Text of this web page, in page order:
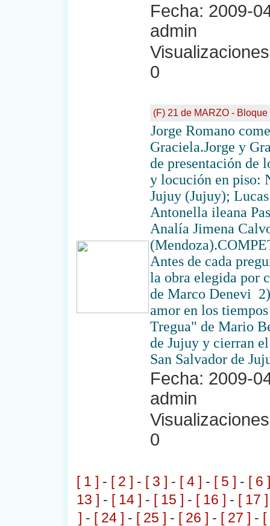
Fecha: 2009-
admin
0
(F) 21 de MARZO - Bloque
Jorge Romano
Graciela.Jorge y
de presentación de
y locución en piso:
Jujuy (Jujuy);
Antonella ileana
Analía Jimena
Antes de cada
la obra elegida por
de Marco Denevi
amor en los
Tregua" de Mario
de Jujuy y cierran
San Salvador de
Fecha: 2009-
admin
0
[ 1 ] - [ 2 ] - [ 3 ] - [ 4 ] - [ 5 ] - [ 6 ]
13 ] - [ 14 ] - [ 15 ] - [ 16 ] - [ 17 ]
] - [ 24 ] - [ 25 ] - [ 26 ] - [ 27 ] - [